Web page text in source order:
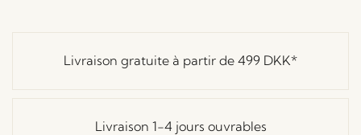
Livraison gratuite à partir de 499 DKK*
Livraison 1-4 jours ouvrables